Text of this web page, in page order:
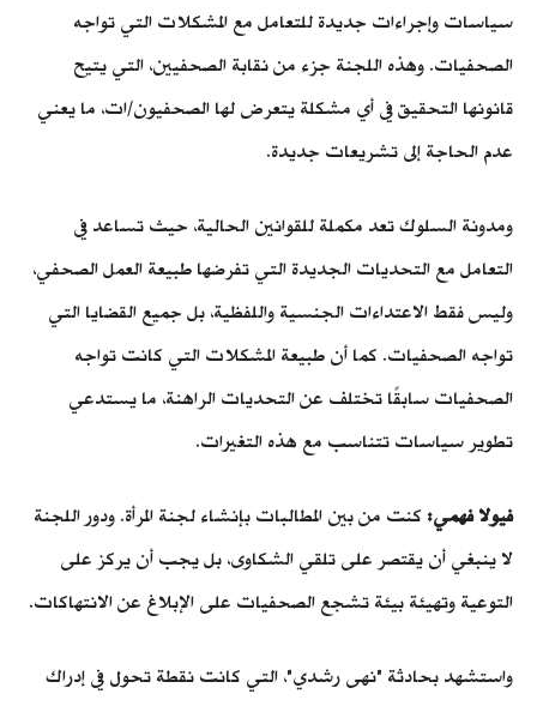
سياسات وإجراءات جديدة للتعامل مع المشكلات التي تواجه
الصحفيات. وهذه اللجنة جزء من نقابة الصحفيين، التي يتيح
قانونها التحقيق في أي مشكلة يتعرض لها الصحفيون/ات، ما يعني
عدم الحاجة إلى تشريعات جديدة.
ومدونة السلوك تعد مكملة للقوانين الحالية، حيث تساعد في
التعامل مع التحديات الجديدة التي تفرضها طبيعة العمل الصحفي،
وليس فقط الاعتداءات الجنسية واللفظية، بل جميع القضايا التي
تواجه الصحفيات. كما أن طبيعة المشكلات التي كانت تواجه
الصحفيات سابقًا تختلف عن التحديات الراهنة، ما يستدعي
تطوير سياسات تتناسب مع هذه التغيرات.
فيولا فهمي: كنت من بين المطالبات بإنشاء لجنة المرأة. ودور اللجنة
لا ينبغي أن يقتصر على تلقي الشكاوى، بل يجب أن يركز على
التوعية وتهيئة بيئة تشجع الصحفيات على الإبلاغ عن الانتهاكات.
واستشهد بحادثة "نهى رشدي"، التي كانت نقطة تحول في إدراك